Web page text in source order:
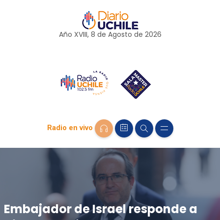
Año XVIII, 8 de Agosto de 2026
Radio en vivo
Embajador de Israel responde a